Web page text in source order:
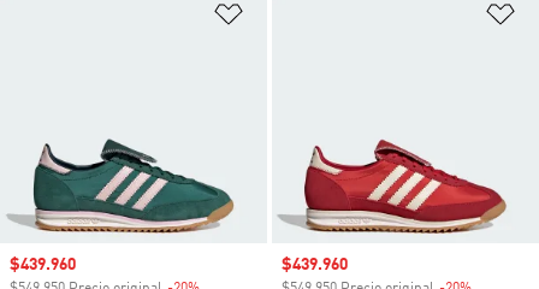
Precio de venta
$439.960 Precio de venta
$439.960